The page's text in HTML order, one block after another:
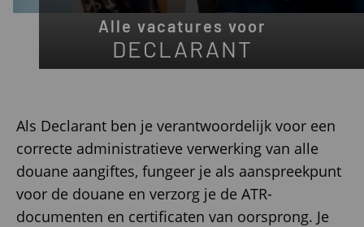
Alle vacatures voor
DECLARANT
Als Declarant ben je verantwoordelijk voor een
correcte administratieve verwerking van alle
douane aangiftes, fungeer je als aanspreekpunt
voor de douane en verzorg je de ATR-
documenten en certificaten van oorsprong. Je